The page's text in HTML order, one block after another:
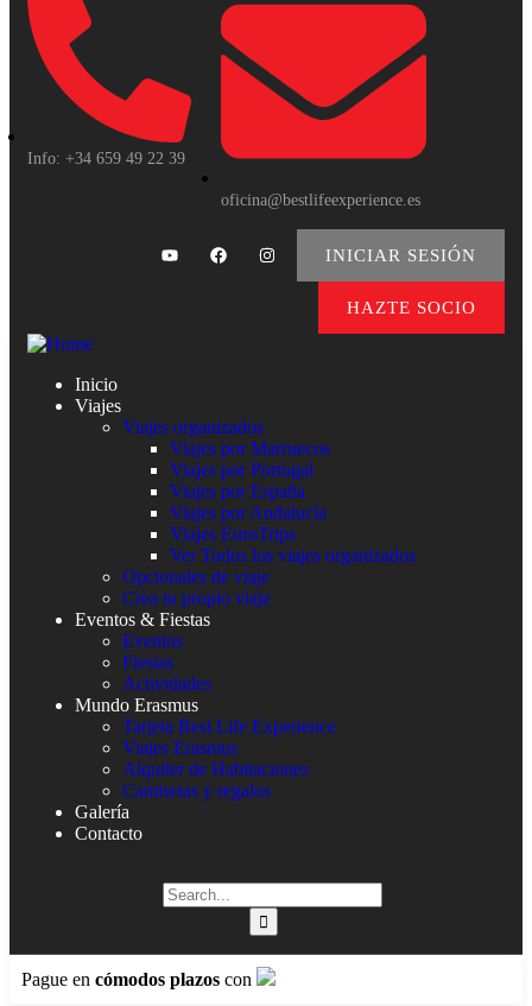
Info: +34 659 49 22 39
oficina@bestlifeexperience.es
INICIAR SESIÓN
HAZTE SOCIO
Inicio
Viajes
Viajes organizados
Viajes por Marruecos
Viajes por Portugal
Viajes por España
Viajes por Andalucía
Viajes EuroTrips
Ver Todos los viajes organizados
Opcionales de viaje
Crea tu propio viaje
Eventos & Fiestas
Eventos
Fiestas
Actividades
Mundo Erasmus
Tarjeta Best Life Experience
Viajes Erasmus
Alquiler de Habitaciones
Camisetas y regalos
Galería
Contacto
Pague en cómodos plazos con